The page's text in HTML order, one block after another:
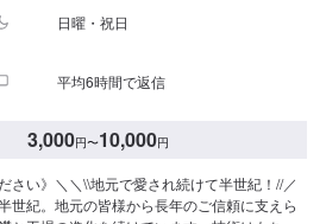
日曜・祝日
平均6時間で返信
3,000円〜10,000円
さい》＼＼\\地元で愛され続けて半世紀！//／
世紀。地元の皆様から長年のご信頼に支えら